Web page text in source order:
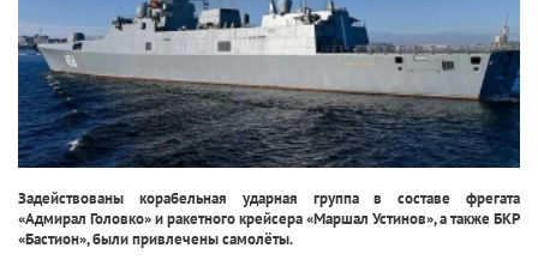
Задействованы корабельная ударная группа в составе фрегата
«Адмирал Головко» и ракетного крейсера «Маршал Устинов», а также БКР
«Бастион», были привлечены самолёты.